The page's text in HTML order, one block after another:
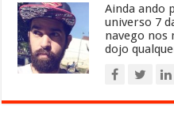
Ainda ando
universo 7
navego nos
dojo